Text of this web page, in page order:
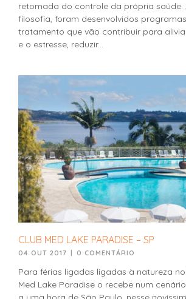
retomada do controle da própria saúde.
filosofia, foram desenvolvidos
tratamento que vão contribuir para
e o estresse, reduzir...
CLUB MED LAKE PARADISE – SP
04 OUT 2017 | 0 COMENTÁRIO
Para férias ligadas ligadas à natureza
Med Lake Paradise o recebe num